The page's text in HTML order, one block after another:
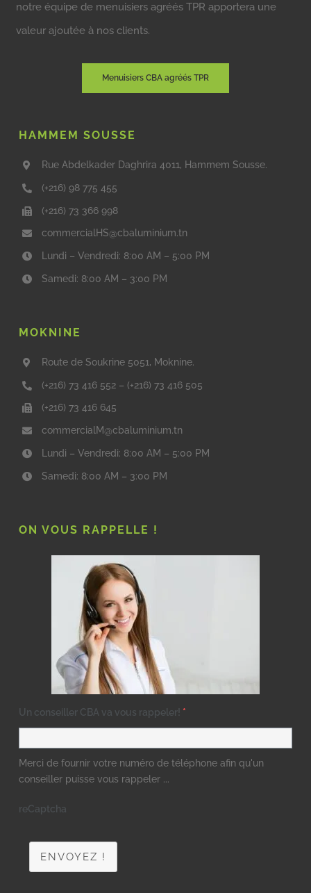
notre équipe de menuisiers agréés TPR apportera une
valeur ajoutée à nos clients.
Menuisiers CBA agréés TPR
HAMMEM SOUSSE
Rue Abdelkader Daghrira 4011, Hammem Sousse.
(+216) 98 775 455
(+216) 73 366 998
commercialHS@cbaluminium.tn
Lundi – Vendredi: 8:00 AM – 5:00 PM
Samedi: 8:00 AM – 3:00 PM
MOKNINE
Route de Soukrine 5051, Moknine.
(+216) 73 416 552 – (+216) 73 416 505
(+216) 73 416 645
commercialM@cbaluminium.tn
Lundi – Vendredi: 8:00 AM – 5:00 PM
Samedi: 8:00 AM – 3:00 PM
ON VOUS RAPPELLE !
Un conseiller CBA va vous rappeler! *
Merci de fournir votre numéro de téléphone afin qu'un
conseiller puisse vous rappeler ...
reCaptcha
ENVOYEZ !